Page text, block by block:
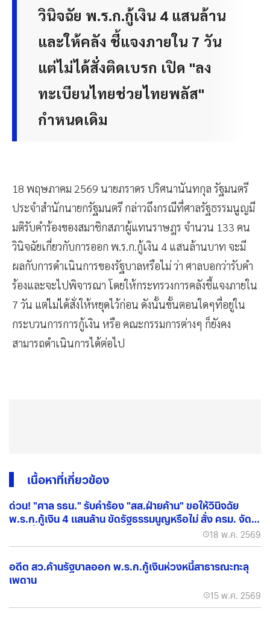
วินิจฉัย พ.ร.ก.กู้เงิน 4 แสนล้าน
และให้คลัง ชี้แจงภายใน 7 วัน
แต่ไม่ได้สั่งติดเบรก เปิด "ลง
ทะเบียนไทยช่วยไทยพลัส"
กำหนดเดิม
18 พฤษภาคม 2569 นายภราดร ปริศนานันทกุล รัฐมนตรี
ประจำสำนักนายกรัฐมนตรี กล่าวถึงกรณีที่ศาลรัฐธรรมนูญมี
มติรับคำร้องของสมาชิกสภาผู้แทนราษฎร จำนวน 133 คน
วินิจฉัยเกี่ยวกับการออก พ.ร.ก.กู้เงิน 4 แสนล้านบาท จะมี
ผลกับการดำเนินการของรัฐบาลหรือไม่ ว่า ศาลบอกว่ารับคำ
ร้องและจะไปพิจารณา โดยให้กระทรวงการคลังชี้แจงภายใน
7 วัน แต่ไม่ได้สั่งให้หยุดไว้ก่อน ดังนั้นขั้นตอนใดๆที่อยู่ใน
กระบวนการการกู้เงิน หรือ คณะกรรมการต่างๆ ก็ยังคง
สามารถดำเนินการได้ต่อไป
เนื้อหาที่เกี่ยวข้อง
ด่วน! "ศาล รธน." รับคำร้อง "สส.ฝ่ายค้าน" ขอให้วินิจฉัย
พ.ร.ก.กู้เงิน 4 แสนล้าน ขัดรัฐธรรมนูญหรือไม่ สั่ง ครม. จัด
18 พ.ค. 2569
อดีต สว.ค้านรัฐบาลออก พ.ร.ก.กู้เงินห่วงหนี้สาธารณะทะลุ
เพดาน
15 พ.ค. 2569